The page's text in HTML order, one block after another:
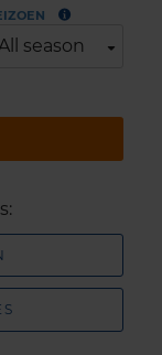
season